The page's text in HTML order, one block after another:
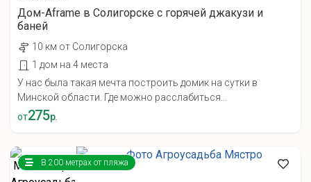
Дом-Aframe в Солигорске с горячей джакузи и
баней
10 км от Солигорска
1 дом на 4 места
У нас была такая мечта построить домик на сутки в
Минской области. Где можно расслабиться...
от275р.
В 200 метрах от пляжа